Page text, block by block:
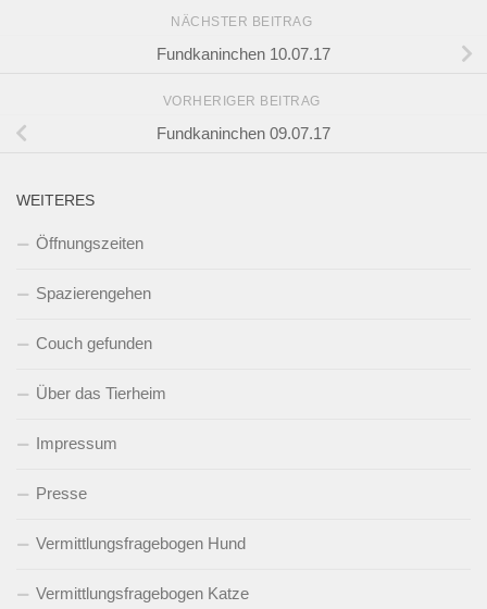
NÄCHSTER BEITRAG
Fundkaninchen 10.07.17
VORHERIGER BEITRAG
Fundkaninchen 09.07.17
WEITERES
Öffnungszeiten
Spazierengehen
Couch gefunden
Über das Tierheim
Impressum
Presse
Vermittlungsfragebogen Hund
Vermittlungsfragebogen Katze